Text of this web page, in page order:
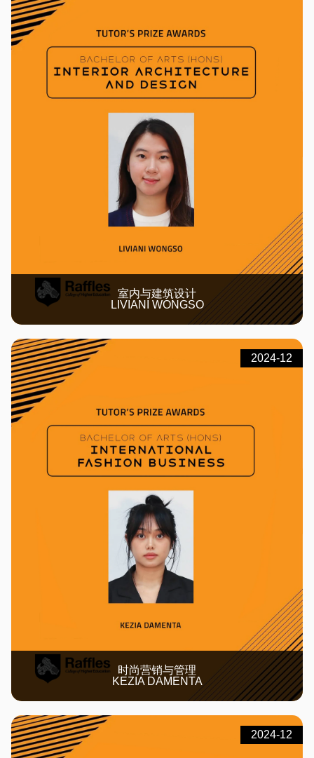
室内与建筑设计
LIVIANI WONGSO
时尚营销与管理
KEZIA DAMENTA
2024-12
2024-12